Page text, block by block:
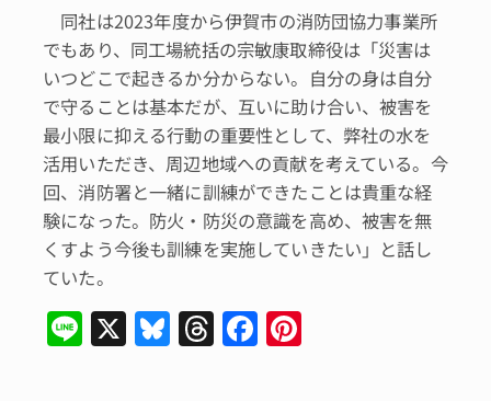
同社は2023年度から伊賀市の消防団協力事業所
でもあり、同工場統括の宗敏康取締役は「災害は
いつどこで起きるか分からない。自分の身は自分
で守ることは基本だが、互いに助け合い、被害を
最小限に抑える行動の重要性として、弊社の水を
活用いただき、周辺地域への貢献を考えている。今
回、消防署と一緒に訓練ができたことは貴重な経
験になった。防火・防災の意識を高め、被害を無
くすよう今後も訓練を実施していきたい」と話し
ていた。
Li
n
X Bl
u
T
hr
F
a